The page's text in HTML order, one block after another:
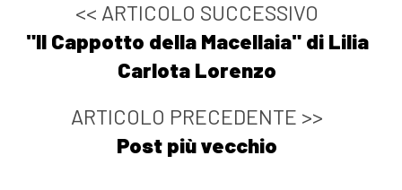
<< ARTICOLO SUCCESSIVO
"Il Cappotto della Macellaia" di Lilia
Carlota Lorenzo
ARTICOLO PRECEDENTE >>
Post più vecchio